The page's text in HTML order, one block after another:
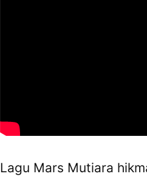
Lagu Mars Mutiara